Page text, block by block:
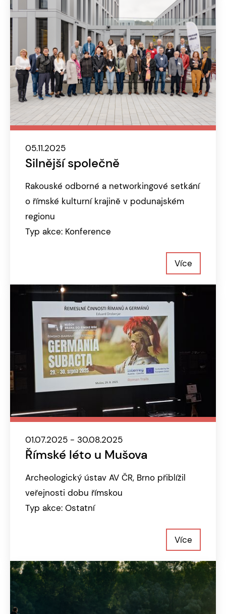
05.11.2025
Silnější společně
Rakouské odborné a networkingové setkání
o římské kulturní krajině v podunajském
regionu
Typ akce: Konference
Více
01.07.2025 - 30.08.2025
Římské léto u Mušova
Archeologický ústav AV ČR, Brno přiblížil
veřejnosti dobu římskou
Typ akce: Ostatní
Více